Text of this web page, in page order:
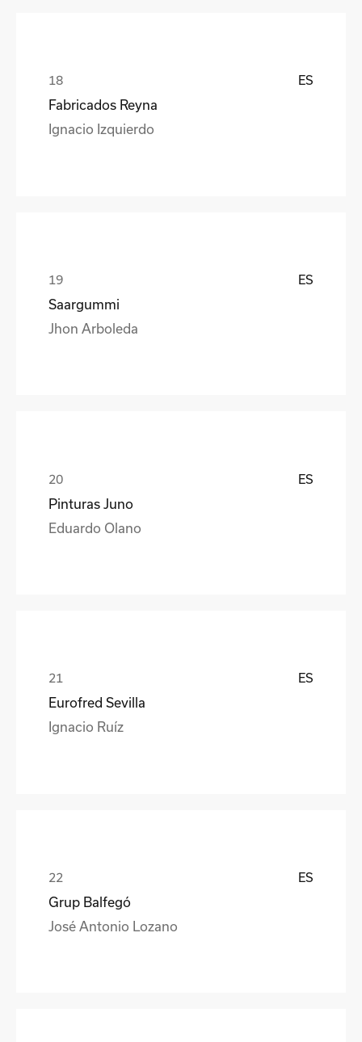
ES
Fabricados Reyna
Ignacio Izquierdo
ES
Saargummi
Jhon Arboleda
ES
Pinturas Juno
Eduardo Olano
ES
Eurofred Sevilla
Ignacio Ruíz
ES
Grup Balfegó
José Antonio Lozano